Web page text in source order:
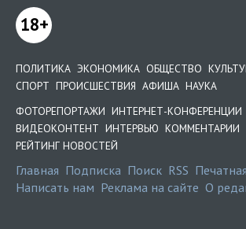
18+
ПОЛИТИКА ЭКОНОМИКА ОБЩЕСТВО
СПОРТ ПРОИСШЕСТВИЯ АФИША НАУКА
ФОТОРЕПОРТАЖИ ИНТЕРНЕТ-КОНФЕРЕНЦИИ
ВИДЕОКОНТЕНТ ИНТЕРВЬЮ КОММЕНТАРИИ
РЕЙТИНГ НОВОСТЕЙ
Главная Подписка Поиск RSS
Написать нам Реклама на сайте О